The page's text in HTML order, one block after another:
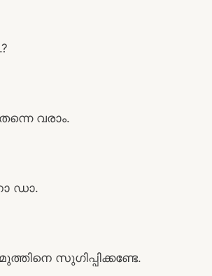
വരാം.
ഡാ.
സുഗിപ്പിക്കണ്ടേ.